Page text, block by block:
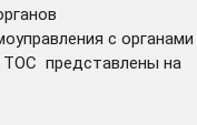
с органами
ТОС представлены на